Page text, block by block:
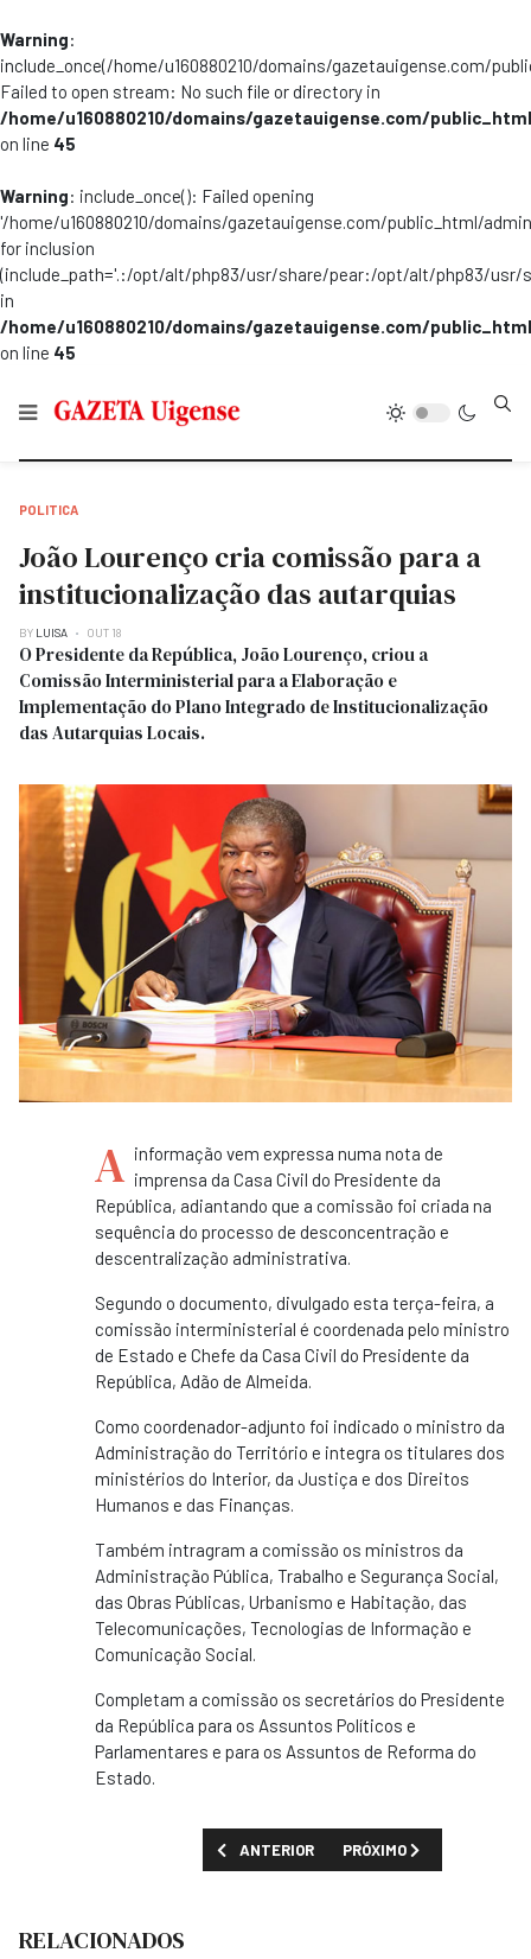
Warning:
include_once(/home/u160880210/domains/gazetauigense.com/
Failed to open stream: No such file or directory in
/home/u160880210/domains/gazetauigense.com/
on line 45
Warning: include_once(): Failed opening
'/home/u160880210/domains/gazetauigense.com/public_html/
for inclusion
(include_path='.:/opt/alt/php83/usr/share/pear:/opt/alt/php83/
in
/home/u160880210/domains/gazetauigense.com/
on line 45
POLITICA
João Lourenço cria comissão para a
institucionalização das autarquias
BY LUISA OUT 18
O Presidente da República, João Lourenço, criou a
Comissão Interministerial para a Elaboração e
Implementação do Plano Integrado de Institucionalização
das Autarquias Locais.
A informação vem expressa numa nota de
imprensa da Casa Civil do Presidente da
República, adiantando que a comissão foi criada na
sequência do processo de desconcentração e
descentralização administrativa.
Segundo o documento, divulgado esta terça-feira, a
comissão interministerial é coordenada pelo ministro
de Estado e Chefe da Casa Civil do Presidente da
República, Adão de Almeida.
Como coordenador-adjunto foi indicado o ministro da
Administração do Território e integra os titulares dos
ministérios do Interior, da Justiça e dos Direitos
Humanos e das Finanças.
Também intragram a comissão os ministros da
Administração Pública, Trabalho e Segurança Social,
das Obras Públicas, Urbanismo e Habitação, das
Telecomunicações, Tecnologias de Informação e
Comunicação Social.
Completam a comissão os secretários do Presidente
da República para os Assuntos Políticos e
Parlamentares e para os Assuntos de Reforma do
Estado.
ARTIGO ANTERIOR: FRANCISCO VIANA
ANTERIOR PRÓXIMO ARTIGO:
PRÓXIMO
RELACIONADOS